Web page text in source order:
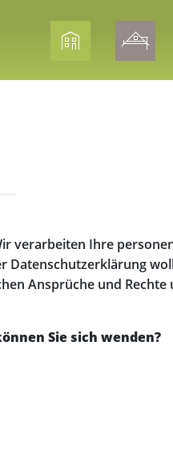
verarbeiten Ihre
Ansprüche und Rechte
Sie sich wenden?